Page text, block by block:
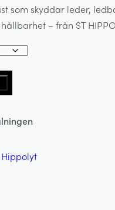
som skyddar leder,
– från ST